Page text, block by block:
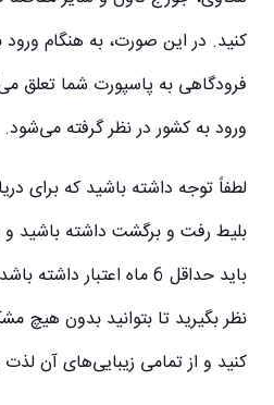
کنید. در این صورت، به هنگام ورود
فرودگاهی به پاسپورت شما تعلق
ورود به کشور در نظر گرفته می‌شود.
لطفاً توجه داشته باشید که برای
بلیط رفت و برگشت داشته باشید
باید حداقل 6 ماه اعتبار
نظر بگیرید تا بتوانید بدون هیچ
کنید و از تمامی زیبایی‌های آن لذت